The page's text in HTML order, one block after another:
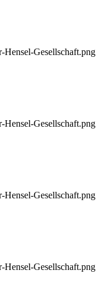
Hensel-Gesellschaft.png
Hensel-Gesellschaft.png
Hensel-Gesellschaft.png
Hensel-Gesellschaft.png